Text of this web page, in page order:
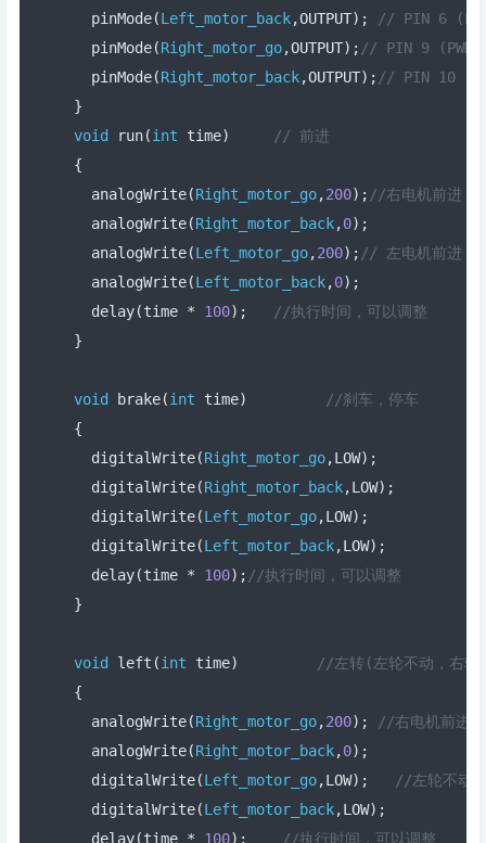
  pinMode
(Left_motor_back,OUTPUT);
// PIN 6
  pinMode
(Right_motor_go,OUTPUT); // PIN 9
  pinMode
(Right_motor_back,OUTPUT); // PIN 10
}
void
run(int time)
// 前进
{
  analogWrite
(Right_motor_go,200); //右电机前进，
  analogWrite
(Right_motor_back,0);
  analogWrite
(Left_motor_go,200); // 左电机前进，
  analogWrite
(Left_motor_back,0);
  delay
(time * 100);
//执行时间，可以调整
}
void brake(int time)
//刹车，停车
{
  digitalWrite
(Right_motor_go,LOW);
  digitalWrite
(Right_motor_back,LOW);
  digitalWrite
(Left_motor_go,LOW);
  digitalWrite
(Left_motor_back,LOW);
  delay
(time * 100); //执行时间，可以调整
}
void left (int time)
//左转(左轮不动，右轮
{
  analogWrite
(Right_motor_go,200);
//右电机前进，
  analogWrite
(Right_motor_back,0);
  digitalWrite
(Left_motor_go,LOW);
//左轮不动
  digitalWrite
(Left_motor_back,LOW);
  delay
(time * 100); //执行时间，可以调整